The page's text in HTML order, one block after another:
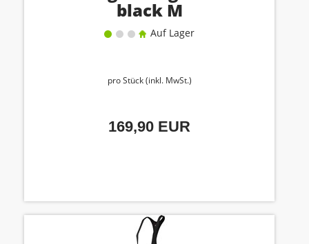
black M
Auf Lager
pro Stück (inkl. MwSt.)
169,90 EUR